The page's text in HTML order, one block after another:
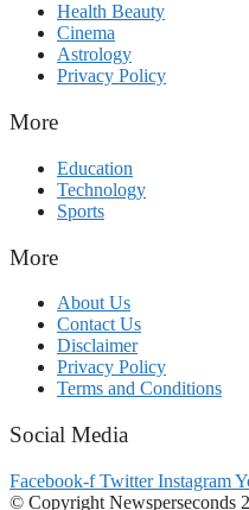
Health Beauty
Cinema
Astrology
Privacy Policy
More
Education
Technology
Sports
More
About Us
Contact Us
Disclaimer
Privacy Policy
Terms and Conditions
Social Media
Facebook-f Twitter Instagram
© Copyright Newsperseconds